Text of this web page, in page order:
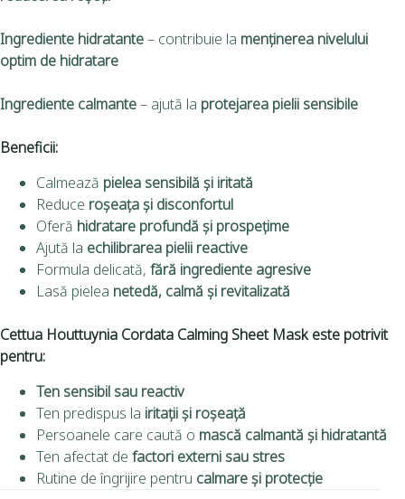
Ingrediente hidratante– contribuie la menținerea nivelului
optim de hidratare
Ingrediente calmante– ajută la protejarea pielii sensibile
Beneficii:
Calmează pielea sensibilă și iritată
Reduce roșeața și disconfortul
Oferă hidratare profundă și prospețime
Ajută la echilibrarea pielii reactive
Formula delicată, fără ingrediente agresive
Lasă pielea netedă, calmă și revitalizată
Cettua Houttuynia Cordata Calming Sheet Mask este potrivit
pentru:
Ten sensibil sau reactiv
Ten predispus la iritații și roșeață
Persoanele care caută o mască calmantă și hidratantă
Ten afectat de factori externi sau stres
Rutine de îngrijire pentru calmare și protecție